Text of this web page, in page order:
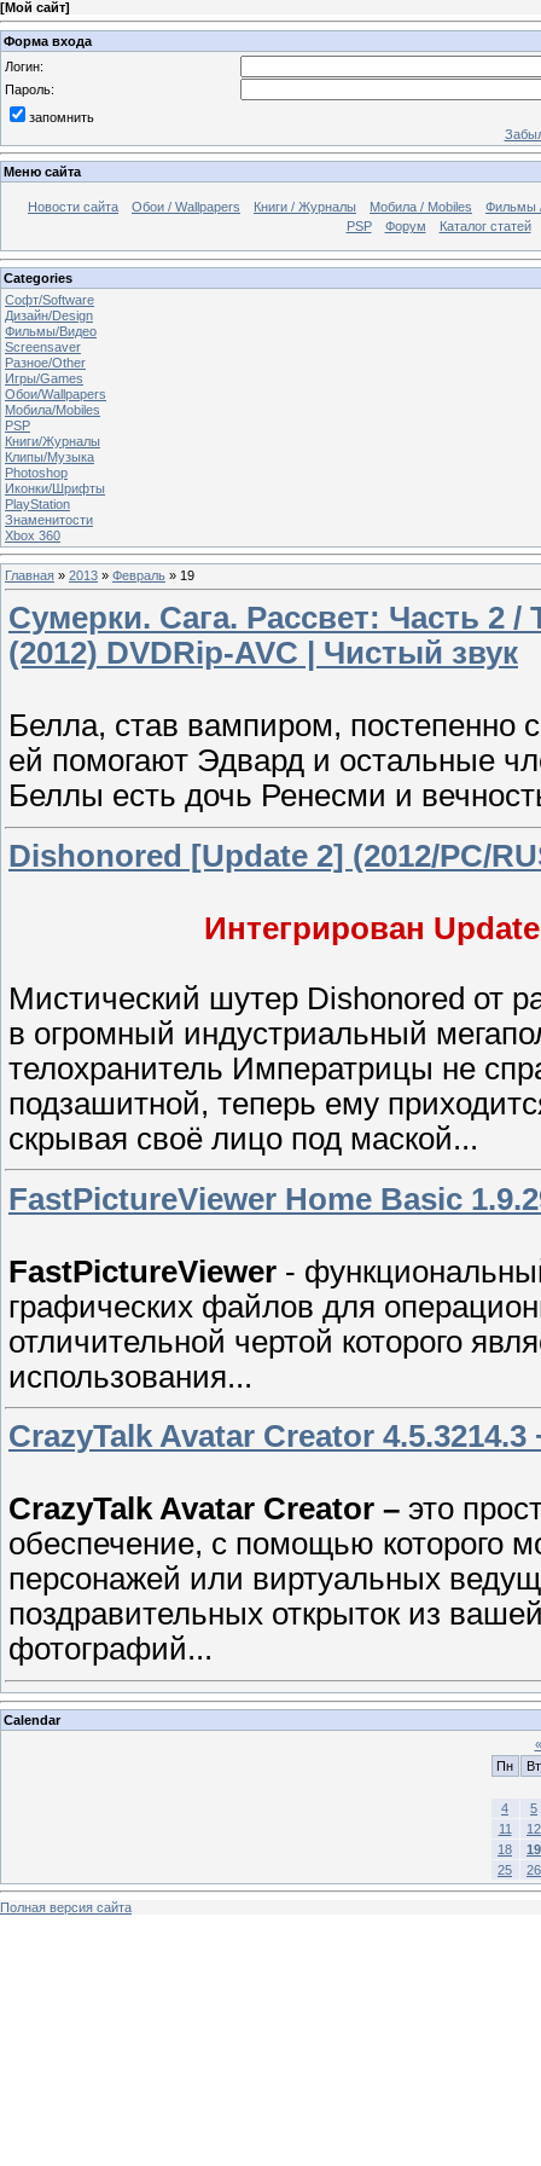
[Мой сайт]
Форма входа
Логин:
Пароль:
запомнить
Меню сайта
Новости сайта Обои / Wallpapers Книги / Журналы Мобила / Mobiles
Фильмы
PSP
Форум Каталог статей
Categories
Софт/Software
Дизайн/Design
Фильмы/Видео
Screensaver
Разное/Other
Игры/Games
Обои/Wallpapers
Мобила/Mobiles
PSP
Книги/Журналы
Клипы/Музыка
Photoshop
Иконки/Шрифты
PlayStation
Знаменитости
Xbox 360
Главная » 2013 » Февраль » 19
Сумерки. Сага. Рассвет: Часть 2
(2012) DVDRip-AVC | Чистый звук
Белла, став вампиром, постепенно
ей помогают Эдвард и остальные
Беллы есть дочь Ренесми и
Dishonored [Update 2] (2012/PC/
Интегрирован
Мистический шутер Dishonored от
в огромный индустриальный
телохранитель Императрицы не
подзашитной, теперь ему
скрывая своё лицо под маской...
FastPictureViewer Home Basic
FastPictureViewer -
графических файлов для
отличительной чертой которого
использования...
CrazyTalk Avatar Creator
CrazyTalk Avatar Creator – это
обеспечение, с помощью которого
персонажей или виртуальных
поздравительных открыток из
фотографий...
Calendar
«
Пн
Вт
4
5
11
12
18
19
25
26
Полная версия сайта